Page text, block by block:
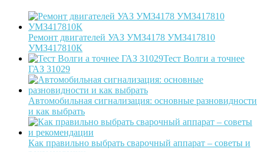
Ремонт двигателей УАЗ УМЗ4178 УМЗ417810
УМЗ417810К
Тест Волги а точнее
ГАЗ 31029
Автомобильная сигнализация: основные разновидности
и как выбрать
Как правильно выбрать сварочный аппарат – советы и